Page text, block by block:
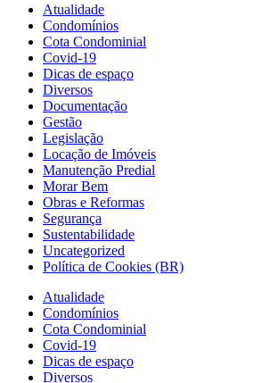
Atualidade
Condomínios
Cota Condominial
Covid-19
Dicas de espaço
Diversos
Documentação
Gestão
Legislação
Locação de Imóveis
Manutenção Predial
Morar Bem
Obras e Reformas
Segurança
Sustentabilidade
Uncategorized
Política de Cookies (BR)
Atualidade
Condomínios
Cota Condominial
Covid-19
Dicas de espaço
Diversos